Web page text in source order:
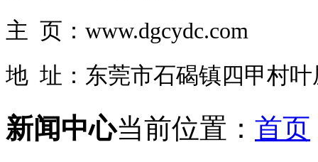
主 页：www.dgcydc.com
地 址：东莞市石碣镇四甲村
新闻中心当前位置： 首页